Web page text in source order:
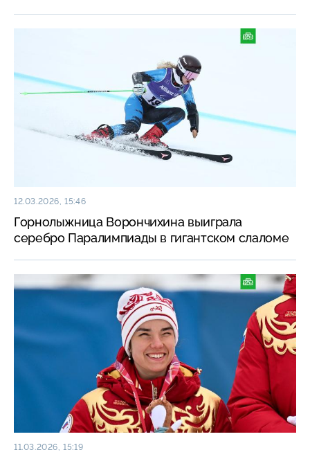
12.03.2026, 15:46
Горнолыжница Ворончихина выиграла
серебро Паралимпиады в гигантском слаломе
11.03.2026, 15:19